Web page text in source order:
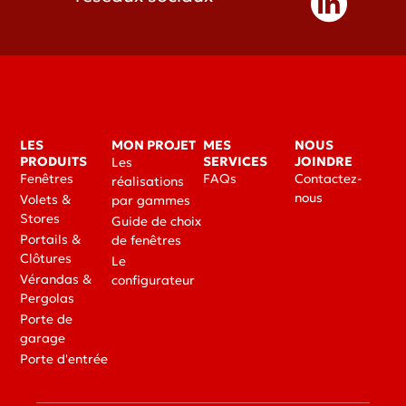
LES
PRODUITS
Fenêtres
Volets &
Stores
Portails &
Clôtures
Vérandas &
Pergolas
Porte de
garage
Porte d'entrée
MON PROJET
Les
réalisations
par gammes
Guide de choix
de fenêtres
Le
configurateur
MES
SERVICES
FAQs
NOUS
JOINDRE
Contactez-
nous